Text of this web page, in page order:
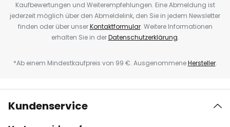
Kaufbewertungen und Weiterempfehlungen. Eine Abmeldung ist
jederzeit möglich über den Abmeldelink, den Sie in jedem Newsletter
finden oder über unserKontaktformular. Weitere Informationen
erhalten Sie in derDatenschutzerklärung.
*Ab einem Mindestkaufpreis von 99 €. AusgenommeneHersteller.
Kundenservice